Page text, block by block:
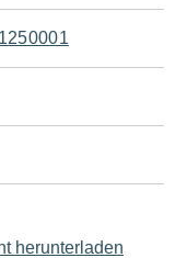
herunterladen